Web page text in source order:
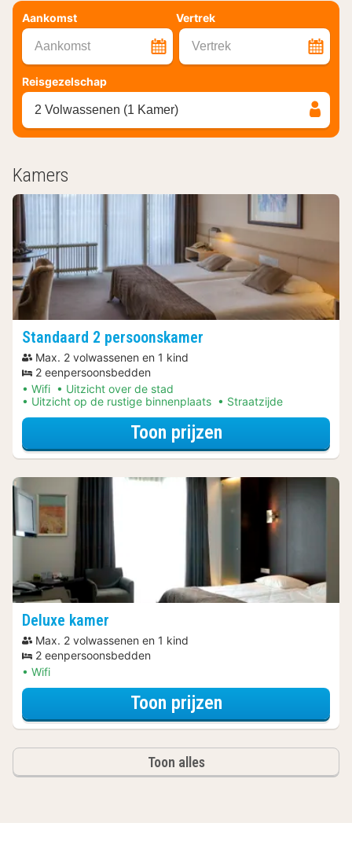
Aankomst Vertrek
Aankomst Vertrek
Reisgezelschap
2 Volwassenen (1 Kamer)
Kamers
Standaard 2 persoonskamer
Max. 2 volwassenen en 1 kind
2 eenpersoonsbedden
Wifi
Uitzicht over de stad
Uitzicht op de rustige binnenplaats
Straatzijde
Toon prijzenvoor Standaard
Deluxe kamer
Max. 2 volwassenen en 1 kind
2 eenpersoonsbedden
Wifi
Toon prijzenvoor Late
Toon alles